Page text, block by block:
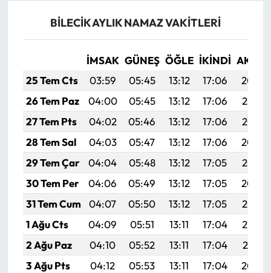
BİLECİK AYLIK NAMAZ VAKITLERI
İMSAK GÜNEŞ ÖĞLE İKINDI
25 Tem Cts
03:59 05:45 13:12 17:06
20:29
26 Tem Paz
04:00 05:45 13:12 17:06
20:28
27 Tem Pts
04:02 05:46 13:12 17:06
20:27
28 Tem Sal
04:03 05:47 13:12 17:06
20:26
29 Tem Çar
04:04 05:48 13:12 17:05
20:25
30 Tem Per
04:06 05:49 13:12 17:05
20:24
31 Tem Cum
04:07 05:50 13:12 17:05
20:23
1 Ağu Cts
04:09 05:51 13:11 17:04
20:22
2 Ağu Paz
04:10 05:52 13:11 17:04
20:21
3 Ağu Pts
04:12 05:53 13:11 17:04
20:20